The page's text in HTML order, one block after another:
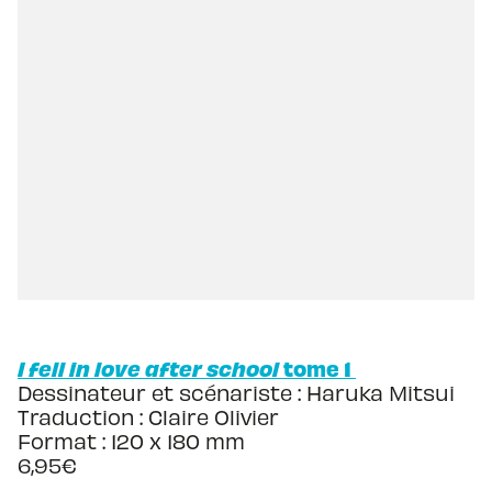
I fell in love after schooltome 1
Dessinateur et scénariste : Haruka Mitsui
Traduction : Claire Olivier
Format : 120 x 180 mm
6,95€